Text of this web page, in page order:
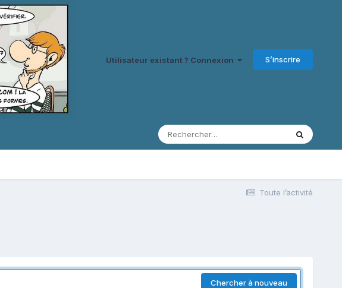
Utilisateur existant ? Connexion S’inscrire
Toute l’activité
Chercher à nouveau